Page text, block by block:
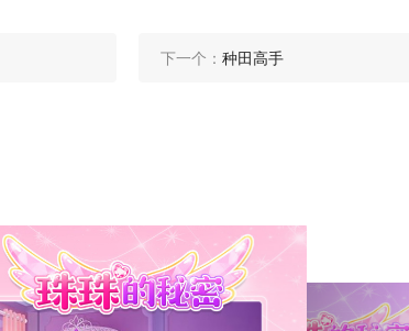
下一个： 种田高手